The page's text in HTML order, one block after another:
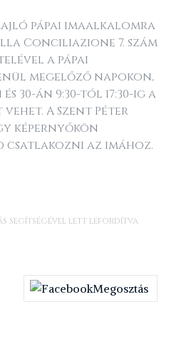
pápai imaalkalomra
Conciliazione 7. szám
a pápai
megelőző napokon,
30-án 9:30-tól 17:30-ig a
A Szent Péter
képernyőkön
csatlakozni az imához.
segítségével lett lefordítva
Megosztás